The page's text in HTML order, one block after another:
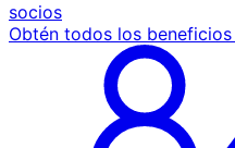
socios
Obtén todos los